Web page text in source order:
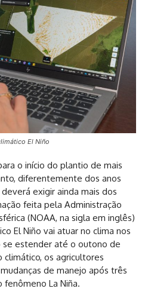
El Niño
o início do plantio de mais
diferentemente dos anos
exigir ainda mais dos
feita pela Administração
(NOAA, na sigla em inglês)
El Niño vai atuar no clima nos
estender até o outono de
os agricultores
de manejo após três
fenômeno La Niña.